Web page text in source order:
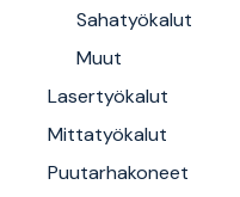
Sahatyökalut
Muut
Lasertyökalut
Mittatyökalut
Puutarhakoneet